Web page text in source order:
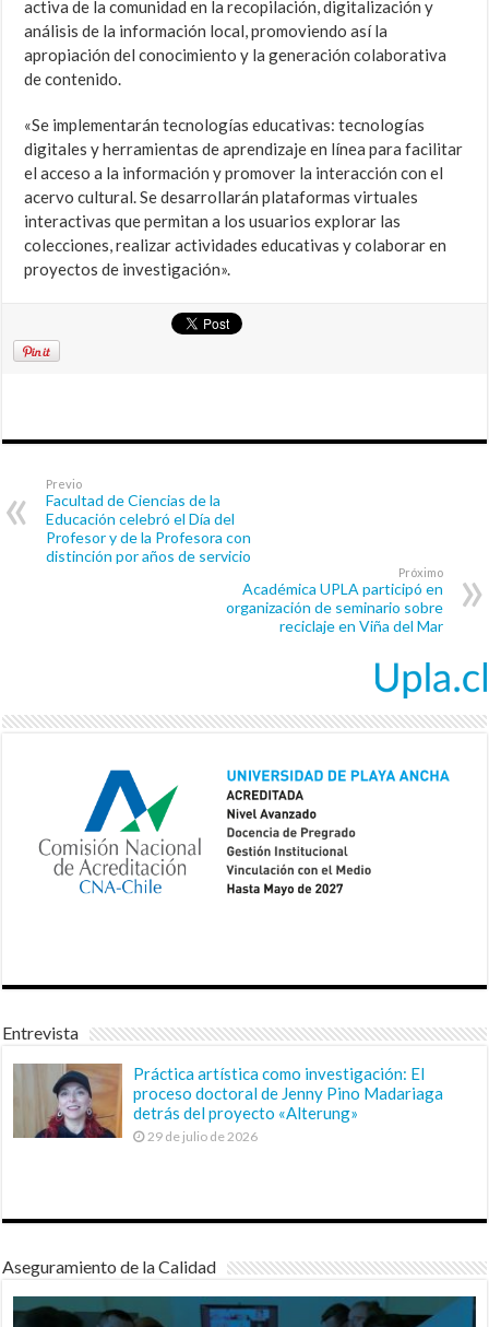
activa de la comunidad en la recopilación, digitalización y
análisis de la información local, promoviendo así la
apropiación del conocimiento y la generación colaborativa
de contenido.
«Se implementarán tecnologías educativas: tecnologías
digitales y herramientas de aprendizaje en línea para facilitar
el acceso a la información y promover la interacción con el
acervo cultural. Se desarrollarán plataformas virtuales
interactivas que permitan a los usuarios explorar las
colecciones, realizar actividades educativas y colaborar en
proyectos de investigación».
Previo
Facultad de Ciencias de la
Educación celebró el Día del
Profesor y de la Profesora con
distinción por años de servicio
Próximo
Académica UPLA participó en
organización de seminario sobre
reciclaje en Viña del Mar
Entrevista
Práctica artística como investigación: El
proceso doctoral de Jenny Pino Madariaga
detrás del proyecto «Alterung»
29 de julio de 2026
Aseguramiento de la Calidad